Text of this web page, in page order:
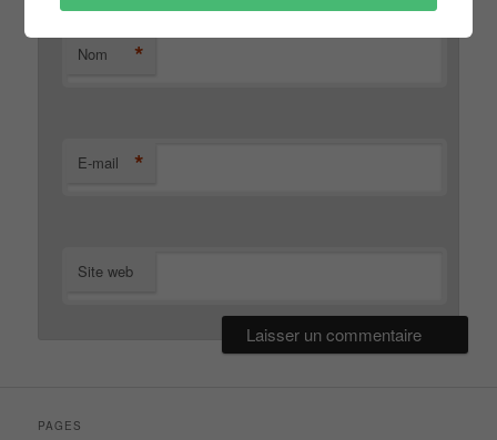
Nom *
E-mail *
Site web
PAGES